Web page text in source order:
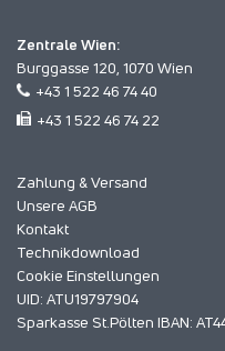
Zentrale Wien:
Burggasse 120, 1070 Wien
+43 1 522 46 74 40
+43 1 522 46 74 22
Zahlung & Versand
Unsere AGB
Kontakt
Technikdownload
Cookie Einstellungen
UID: ATU19797904
Sparkasse St.Pölten IBAN: